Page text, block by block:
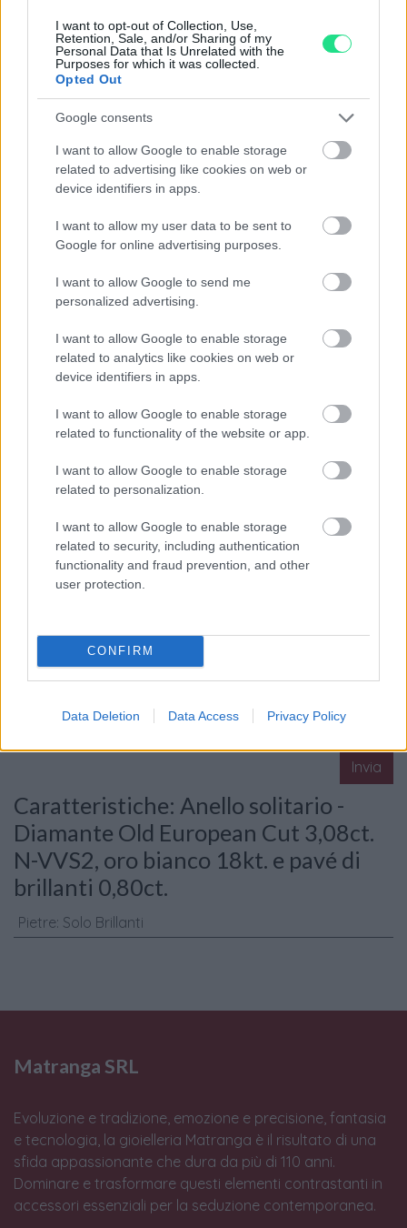
I want to opt-out of Collection, Use,
Retention, Sale, and/or Sharing of my
Personal Data that Is Unrelated with the
Purposes for which it was collected.
Opted Out
Google consents
I want to allow Google to enable storage
related to advertising like cookies on web or
device identifiers in apps.
I want to allow my user data to be sent to
Google for online advertising purposes.
I want to allow Google to send me
personalized advertising.
I want to allow Google to enable storage
related to analytics like cookies on web or
device identifiers in apps.
I want to allow Google to enable storage
related to functionality of the website or app.
I want to allow Google to enable storage
related to personalization.
I want to allow Google to enable storage
related to security, including authentication
functionality and fraud prevention, and other
user protection.
CONFIRM
Data Deletion Data Access Privacy Policy
Contattaci per richiedere maggiori
informazioni o prenotare una
videochiamata:
Cognome e Nome *
Numero di telefono
La tua richiesta *
Consenso al
trattamento dati
Invia
Caratteristiche: Anello solitario -
Diamante Old European Cut 3,08ct.
N-VVS2, oro bianco 18kt. e pavé di
brillanti 0,80ct.
Pietre: Solo Brillanti
Matranga SRL
Evoluzione e tradizione, emozione e precisione, fantasia
e tecnologia, la gioielleria Matranga è il risultato di una
sfida appassionante che dura da più di 110 anni.
Dominare e trasformare questi elementi contrastanti in
accessori essenziali per la seduzione contemporanea.